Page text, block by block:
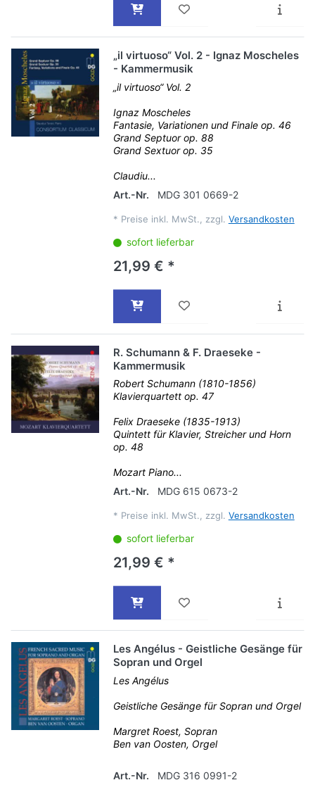
„il virtuoso“ Vol. 2 - Ignaz Moscheles
- Kammermusik
„il virtuoso“ Vol. 2
Ignaz Moscheles
Fantasie, Variationen und Finale op. 46
Grand Septuor op. 88
Grand Sextuor op. 35
Claudiu...
Art.-Nr.
MDG 301 0669-2
* Preise inkl. MwSt., zzgl. Versandkosten
sofort lieferbar
21,99 € *
R. Schumann & F. Draeseke -
Kammermusik
Robert Schumann (1810-1856)
Klavierquartett op. 47
Felix Draeseke (1835-1913)
Quintett für Klavier, Streicher und Horn
op. 48
Mozart Piano...
Art.-Nr.
MDG 615 0673-2
* Preise inkl. MwSt., zzgl. Versandkosten
sofort lieferbar
21,99 € *
Les Angélus - Geistliche Gesänge für
Sopran und Orgel
Les Angélus
Geistliche Gesänge für Sopran und Orgel
Margret Roest, Sopran
Ben van Oosten, Orgel
Art.-Nr. MDG 316 0991-2